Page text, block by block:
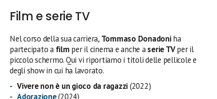
Film e serie TV
Nel corso della sua carriera, Tommaso Donadoniha
partecipato a film per il cinema e anche aserie TVper il
piccolo schermo. Qui vi riportiamo i titoli delle pellicole e
degli show in cui ha lavorato.
Vivere non è un gioco da ragazzi(2022)
Adorazione(2024)